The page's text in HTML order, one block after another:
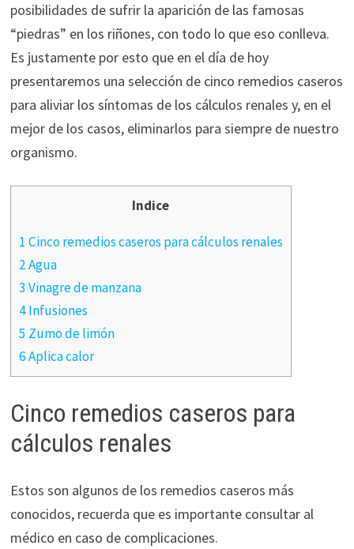
posibilidades de sufrir la aparición de las famosas
“piedras” en los riñones, con todo lo que eso conlleva.
Es justamente por esto que en el día de hoy
presentaremos una selección de cinco remedios caseros
para aliviar los síntomas de los cálculos renales y, en el
mejor de los casos, eliminarlos para siempre de nuestro
organismo.
Indice
1 Cinco remedios caseros para cálculos renales
2 Agua
3 Vinagre de manzana
4 Infusiones
5 Zumo de limón
6 Aplica calor
Cinco remedios caseros para
cálculos renales
Estos son algunos de los remedios caseros más
conocidos, recuerda que es importante consultar al
médico en caso de complicaciones.